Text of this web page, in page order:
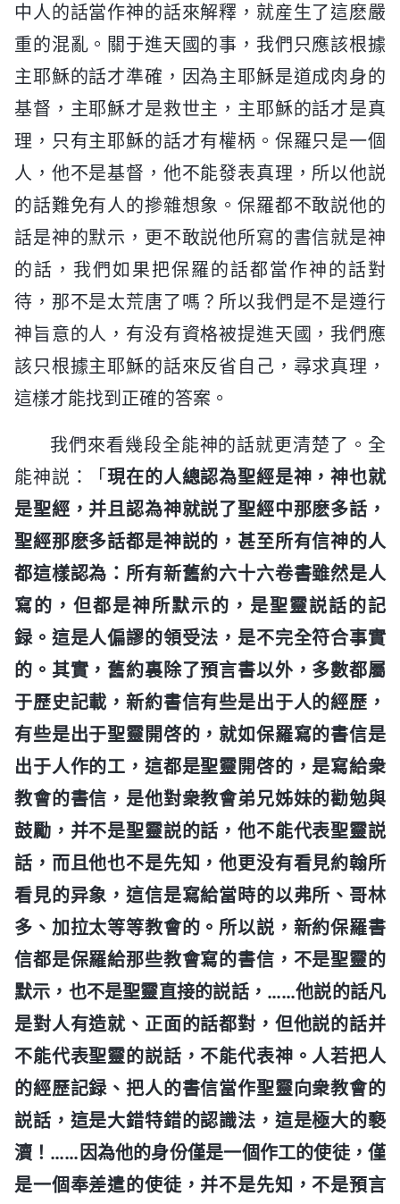
中人的話當作神的話來解釋，就産生了這麽嚴
重的混亂。關于進天國的事，我們只應該根據
主耶穌的話才準確，因為主耶穌是道成肉身的
基督，主耶穌才是救世主，主耶穌的話才是真
理，只有主耶穌的話才有權柄。保羅只是一個
人，他不是基督，他不能發表真理，所以他説
的話難免有人的摻雜想象。保羅都不敢説他的
話是神的默示，更不敢説他所寫的書信就是神
的話，我們如果把保羅的話都當作神的話對
待，那不是太荒唐了嗎？所以我們是不是遵行
神旨意的人，有没有資格被提進天國，我們應
該只根據主耶穌的話來反省自己，尋求真理，
這樣才能找到正確的答案。
我們來看幾段全能神的話就更清楚了。全
能神説：「現在的人總認為聖經是神，神也就
是聖經，并且認為神就説了聖經中那麽多話，
聖經那麽多話都是神説的，甚至所有信神的人
都這樣認為：所有新舊約六十六卷書雖然是人
寫的，但都是神所默示的，是聖靈説話的記
録。這是人偏謬的領受法，是不完全符合事實
的。其實，舊約裏除了預言書以外，多數都屬
于歷史記載，新約書信有些是出于人的經歷，
有些是出于聖靈開啓的，就如保羅寫的書信是
出于人作的工，這都是聖靈開啓的，是寫給衆
教會的書信，是他對衆教會弟兄姊妹的勸勉與
鼓勵，并不是聖靈説的話，他不能代表聖靈説
話，而且他也不是先知，他更没有看見約翰所
看見的异象，這信是寫給當時的以弗所、哥林
多、加拉太等等教會的。所以説，新約保羅書
信都是保羅給那些教會寫的書信，不是聖靈的
默示，也不是聖靈直接的説話，……他説的話凡
是對人有造就、正面的話都對，但他説的話并
不能代表聖靈的説話，不能代表神。人若把人
的經歷記録、把人的書信當作聖靈向衆教會的
説話，這是大錯特錯的認識法，這是極大的褻
瀆！……因為他的身份僅是一個作工的使徒，僅
是一個奉差遣的使徒，并不是先知，不是預言